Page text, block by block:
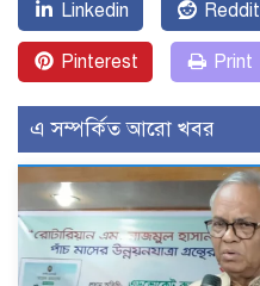
Linkedin Reddit
Pinterest Print
এ সম্পর্কিত আরো খবর